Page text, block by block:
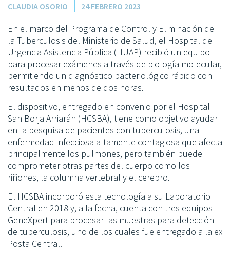
CLAUDIA OSORIO 24 FEBRERO 2023
En el marco del Programa de Control y Eliminación de
la Tuberculosis del Ministerio de Salud, el Hospital de
Urgencia Asistencia Pública (HUAP) recibió un equipo
para procesar exámenes a través de biología molecular,
permitiendo un diagnóstico bacteriológico rápido con
resultados en menos de dos horas.
El dispositivo, entregado en convenio por el Hospital
San Borja Arriarán (HCSBA), tiene como objetivo ayudar
en la pesquisa de pacientes con tuberculosis, una
enfermedad infecciosa altamente contagiosa que afecta
principalmente los pulmones, pero también puede
comprometer otras partes del cuerpo como los
riñones, la columna vertebral y el cerebro.
El HCSBA incorporó esta tecnología a su Laboratorio
Central en 2018 y, a la fecha, cuenta con tres equipos
GeneXpert para procesar las muestras para detección
de tuberculosis, uno de los cuales fue entregado a la ex
Posta Central.